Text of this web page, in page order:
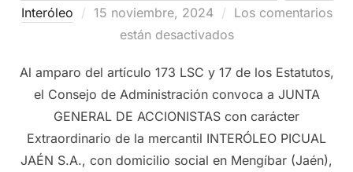
Interóleo
Publicado
15 noviembre, 2024
Los comentarios
están desactivados
Al amparo del artículo 173 LSC y 17 de los Estatutos,
el Consejo de Administración convoca a JUNTA
GENERAL DE ACCIONISTAS con carácter
Extraordinario de la mercantil INTERÓLEO PICUAL
JAÉN S.A., con domicilio social en Mengíbar (Jaén),